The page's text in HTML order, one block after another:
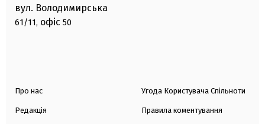
вул. Володимирська
61/11, офіс 50
Про нас
Редакція
Угода Користувача Спільноти
Правила коментування